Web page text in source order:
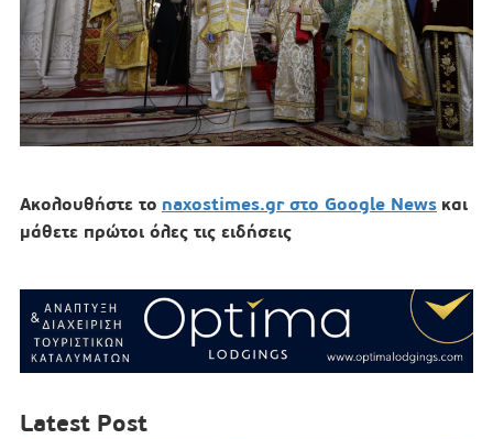
Ακολουθήστε το naxostimes.gr στο Google News και
μάθετε πρώτοι όλες τις ειδήσεις
Latest Post